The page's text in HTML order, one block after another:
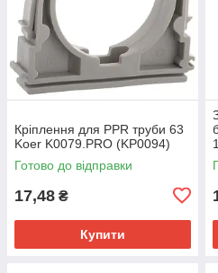
Кріплення для PPR труби 63
Koer K0079.PRO (KP0094)
Готово до відправки
17,48 ₴
Купити